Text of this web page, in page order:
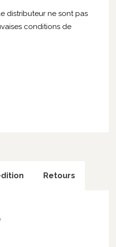
distributeur ne sont pas
conditions de
Retours